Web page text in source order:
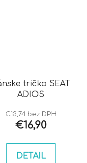
tričko SEAT
ADIOS
€13,74 bez DPH
€16,90
DETAIL